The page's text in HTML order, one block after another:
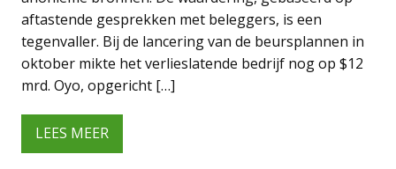
aftastende gesprekken met beleggers, is een
tegenvaller. Bij de lancering van de beursplannen in
oktober mikte het verlieslatende bedrijf nog op $12
mrd. Oyo, opgericht […]
LEES MEER